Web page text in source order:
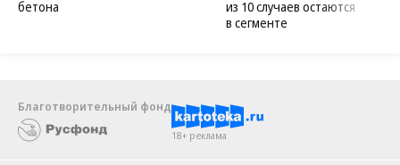
бетона
из 10 случаев остаются
в сегменте
Благотворительный фонд
18+ реклама